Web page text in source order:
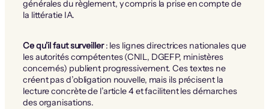
générales du règlement, y compris la prise en compte de
la littératie IA.
Ce qu’il faut surveiller: les lignes directrices nationales que
les autorités compétentes (CNIL, DGEFP, ministères
concernés) publient progressivement. Ces textes ne
créent pas d’obligation nouvelle, mais ils précisent la
lecture concrète de l’article 4 et facilitent les démarches
des organisations.